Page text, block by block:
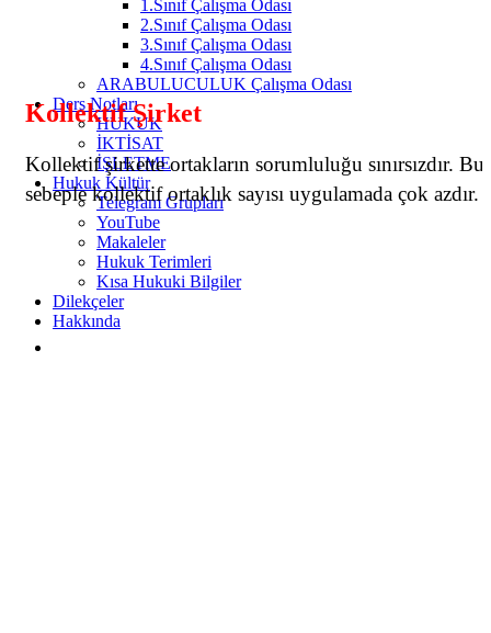
1.Sınıf Çalışma Odası
2.Sınıf Çalışma Odası
3.Sınıf Çalışma Odası
4.Sınıf Çalışma Odası
ARABULUCULUK Çalışma Odası
Ders Notları
HUKUK
İKTİSAT
İŞLETME
Hukuk Kültür
Telegram Grupları
YouTube
Makaleler
Hukuk Terimleri
Kısa Hukuki Bilgiler
Dilekçeler
Hakkında
Kollektif Şirket
Kollektif şirkette ortakların sorumluluğu sınırsızdır. Bu
sebeple kollektif ortaklık sayısı uygulamada çok azdır.